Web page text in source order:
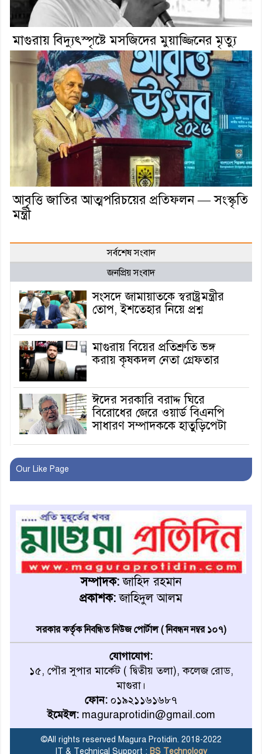
মাগুরায় বিদ্যুৎস্পৃষ্টে মসজিদের মুয়াজ্জিনের মৃত্যু
আবৃত্তি জাতির আত্মপরিচয়ের প্রতিফলন — সংস্কৃতি
মন্ত্রী
সর্বশেষ সংবাদ
জনপ্রিয় সংবাদ
সংসদে জামায়াতকে স্বরাষ্ট্রমন্ত্রীর
তোপ, ইশতেহার নিয়ে প্রশ্ন
মাগুরায় বিয়ের প্রতিশ্রুতি ভঙ্গ
করায় কৃষকদল নেতা গ্রেফতার
ঈদের সরকারি বরাদ্দ ঘিরে
বিরোধের জেরে ওয়ার্ড বিএনপি
সাধারণ সম্পাদককে হাতুড়িপেটা
লোভ সংবরণ করতে পারলেন না
অনূর্ধ্ব-১৭ জাতীয় চ্যাম্পিয়ন মাগুরা
ফুটবল দলকে সংবর্ধনা
রোববার থেকে ভারতীয় ট্যুরিস্ট
ভিসা চালু
ক্যাম্পেইন উপলক্ষে সাংবাদিক
অবহিতকরণ
মাগুরায় আ’লীগের প্রতিষ্ঠাবার্ষিকীর
কর্মসূচি প্রতিরোধে বিএনপির
মোটরসাইকেল শোডাউন
খুব শিঘ্রই কর্মস্থলে ফিরবেন
মাগুরার ডিসি
Our Like Page
সম্পাদক:জাহিদ রহমান
প্রকাশক:জাহিদুল আলম
সরকার কর্তৃক নিবন্ধিত নিউজ পোর্টাল ( নিবন্ধন নম্বর ১০৭)
যোগাযোগ:
১৫, পৌর সুপার মার্কেট ( দ্বিতীয় তলা), কলেজ রোড,
মাগুরা।
ফোন: ০১৯২১১৬১৬৮৭
ইমেইল: maguraprotidin@gmail.com
©All rights reserved Magura Protidin. 2018-2022
IT & Technical Support : BS Technology